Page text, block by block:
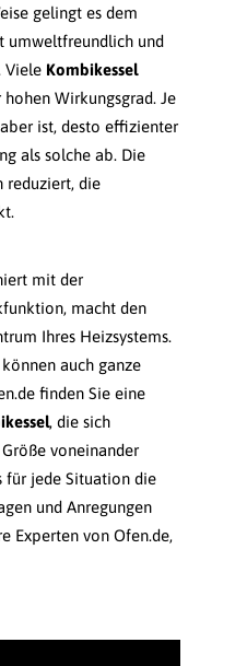
gelingt es dem
umweltfreundlich und
Viele Kombikessel
Wirkungsgrad. Je
ist, desto effizienter
als solche ab. Die
reduziert, die
mit der
macht den
Ihres Heizsystems.
auch ganze
finden Sie eine
, die sich
voneinander
für jede Situation die
und Anregungen
Experten von Ofen.de,